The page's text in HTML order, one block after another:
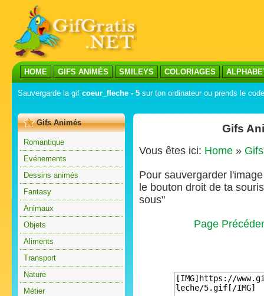
HOME GIFS ANIMÉS SMILEYS COLORIAGES
Sauvergarde la gif coeur_fleche - 5 sur ton ordinateur ou prends le
Gifs Animés
Romantique
Evénements
Dessins animés
Fantasy
Animaux
Objets
Aliments
Transport
Nature
Métier
Gifs
Vous êtes ici: Home »
Pour sauvergarder
le bouton droit de ta
sous"
Page